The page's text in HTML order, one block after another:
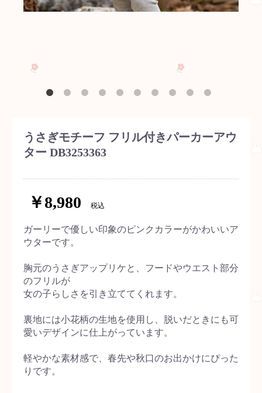
うさぎモチーフ フリル付きパーカーアウ
ター DB3253363
￥8,980 税込
ガーリーで優しい印象のピンクカラーがかわいいア
ウターです。
胸元のうさぎアップリケと、フードやウエスト部分
のフリルが
女の子らしさを引き立ててくれます。
裏地には小花柄の生地を使用し、脱いだときにも可
愛いデザインに仕上がっています。
軽やかな素材感で、春先や秋口のお出かけにぴった
りです。